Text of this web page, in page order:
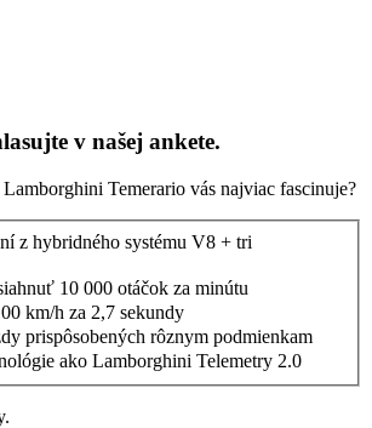
v našej ankete.
Temerario vás najviac fascinuje?
z hybridného systému V8 + tri
10 000 otáčok za minútu
km/h za 2,7 sekundy
prispôsobených rôznym podmienkam
ako Lamborghini Telemetry 2.0